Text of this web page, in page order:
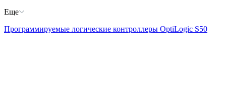
Еще
Программируемые логические контроллеры OptiLogic S50